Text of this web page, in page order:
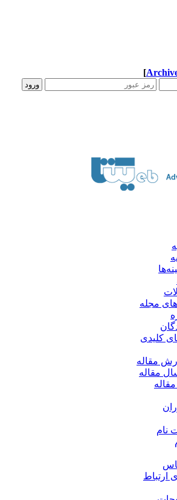
[
مجله
کلیدی
مقاله
مقاله